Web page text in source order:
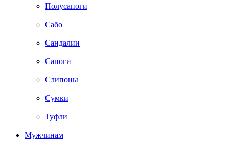
Полусапоги
Сабо
Сандалии
Сапоги
Слипоны
Сумки
Туфли
Мужчинам